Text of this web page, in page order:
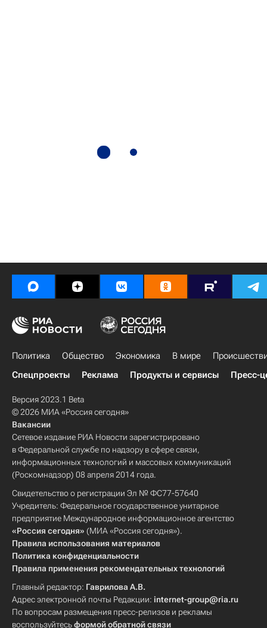
Политика Общество Экономика В мире
Спецпроекты
Реклама Продукты и сервисы Пресс-
Версия 2023.1 Beta
© 2026 МИА «Россия сегодня»
Вакансии
Сетевое издание РИА Новости зарегистрировано
в Федеральной службе по надзору в сфере связи,
информационных технологий и массовых коммуникаций
(Роскомнадзор) 08 апреля 2014 года.
Свидетельство о регистрации Эл № ФС77-57640
Учредитель: Федеральное государственное унитарное
предприятие Международное информационное агентство
«Россия сегодня» (МИА «Россия сегодня»).
Правила использования материалов
Политика конфиденциальности
Правила применения рекомендательных технологий
Главный редактор: Гаврилова А.В.
Адрес электронной почты Редакции: internet-group@ria.ru
По вопросам размещения пресс-релизов и рекламы
воспользуйтесьформой обратной связи